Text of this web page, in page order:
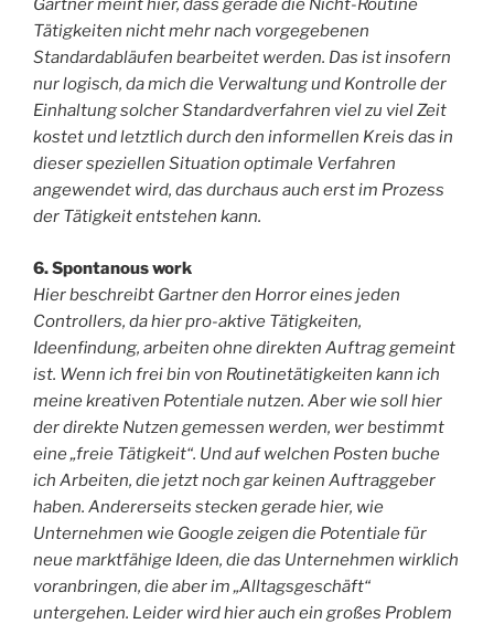
Gartner meint hier, dass gerade die Nicht-Routine
Tätigkeiten nicht mehr nach vorgegebenen
Standardabläufen bearbeitet werden. Das ist insofern
nur logisch, da mich die Verwaltung und Kontrolle der
Einhaltung solcher Standardverfahren viel zu viel Zeit
kostet und letztlich durch den informellen Kreis das in
dieser speziellen Situation optimale Verfahren
angewendet wird, das durchaus auch erst im Prozess
der Tätigkeit entstehen kann.
6. Spontanous work
Hier beschreibt Gartner den Horror eines jeden
Controllers, da hier pro-aktive Tätigkeiten,
Ideenfindung, arbeiten ohne direkten Auftrag gemeint
ist. Wenn ich frei bin von Routinetätigkeiten kann ich
meine kreativen Potentiale nutzen. Aber wie soll hier
der direkte Nutzen gemessen werden, wer bestimmt
eine „freie Tätigkeit“. Und auf welchen Posten buche
ich Arbeiten, die jetzt noch gar keinen Auftraggeber
haben. Andererseits stecken gerade hier, wie
Unternehmen wie Google zeigen die Potentiale für
neue marktfähige Ideen, die das Unternehmen wirklich
voranbringen, die aber im „Alltagsgeschäft“
untergehen. Leider wird hier auch ein großes Problem